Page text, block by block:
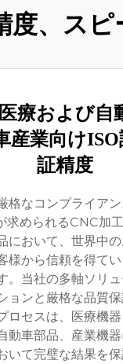
、ス
医療および自
産業向けISO
証精度
格なコンプライア
求められるCNC加
において、世界中
様から信頼を得て
。当社の多軸ソリ
ョンと厳格な品質
ロセスは、医療機
動車部品、産業機
いて完璧な結果を